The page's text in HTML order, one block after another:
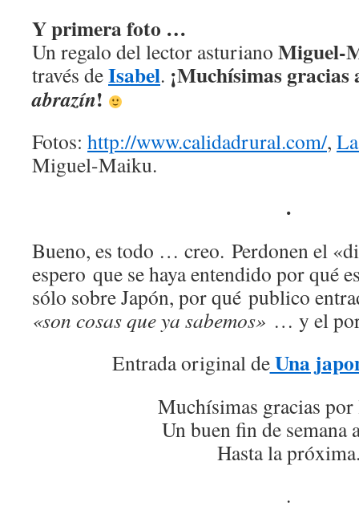
Y primera foto …
Un regalo del lector asturiano Miguel-
través deIsabel. ¡Muchísimas gracias
abrazín!
Fotos: http://www.calidadrural.com/,
Miguel-Maiku.
.
Bueno, es todo … creo. Perdonen el
espero que se haya entendido por qué
sólo sobre Japón, por qué publico
«son cosas que ya sabemos» … y el por
Entrada original deUna
Muchísimas gracias por
Un buen fin de semana
Hasta la
.